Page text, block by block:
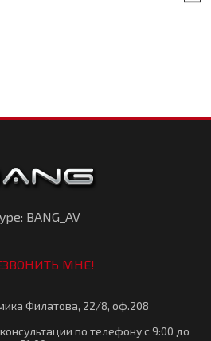
BANG_AV
МНЕ!
Филатова, 22/8, оф.208
по телефону с 9:00 до